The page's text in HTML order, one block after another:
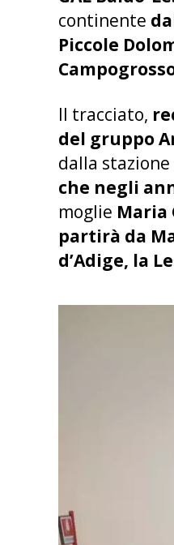
continente
Piccole
Il tracciato,
del gruppo
dalla stazione
che negli
moglie Maria
partirà da
d’Adige, la